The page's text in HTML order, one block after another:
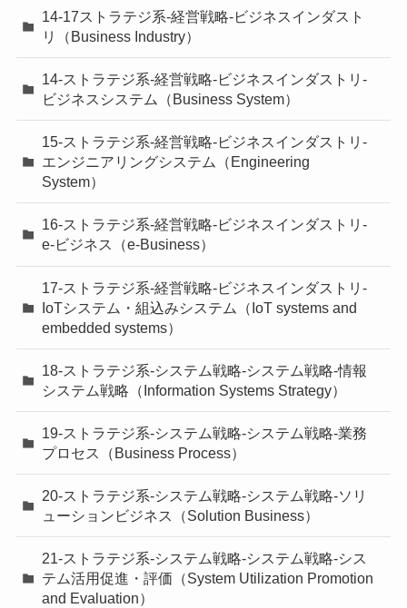
14-17ストラテジ系-経営戦略-ビジネスインダスト
リ（Business Industry）
14-ストラテジ系-経営戦略-ビジネスインダストリ-
ビジネスシステム（Business System）
15-ストラテジ系-経営戦略-ビジネスインダストリ-
エンジニアリングシステム（Engineering
System）
16-ストラテジ系-経営戦略-ビジネスインダストリ-
e-ビジネス（e-Business）
17-ストラテジ系-経営戦略-ビジネスインダストリ-
IoTシステム・組込みシステム（IoT systems and
embedded systems）
18-ストラテジ系-システム戦略-システム戦略-情報
システム戦略（Information Systems Strategy）
19-ストラテジ系-システム戦略-システム戦略-業務
プロセス（Business Process）
20-ストラテジ系-システム戦略-システム戦略-ソリ
ューションビジネス（Solution Business）
21-ストラテジ系-システム戦略-システム戦略-シス
テム活用促進・評価（System Utilization Promotion
and Evaluation）